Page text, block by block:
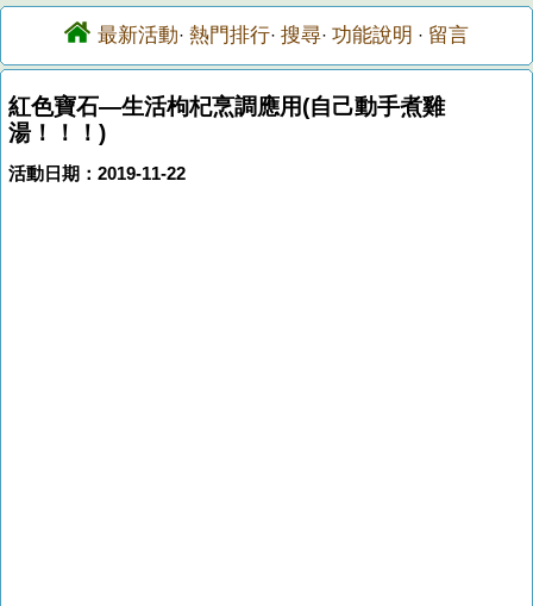
最新活動· 熱門排行· 搜尋· 功能說明 · 留言
紅色寶石—生活枸杞烹調應用(自己動手煮雞
湯！！！)
活動日期：2019-11-22